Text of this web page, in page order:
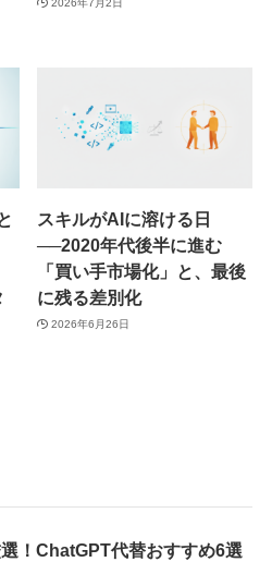
2026年7月2日
スキルがAIに溶ける日
──2020年代後半に進む
「買い手市場化」と、最後
に残る差別化
2026年6月26日
！ChatGPT代替おすすめ6選